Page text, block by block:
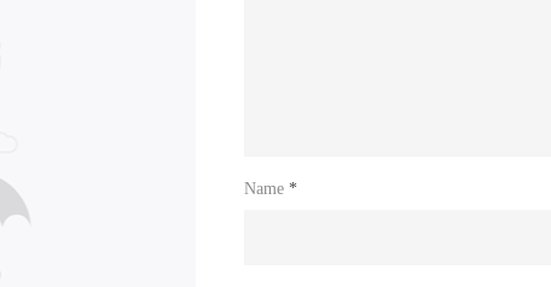
Name *